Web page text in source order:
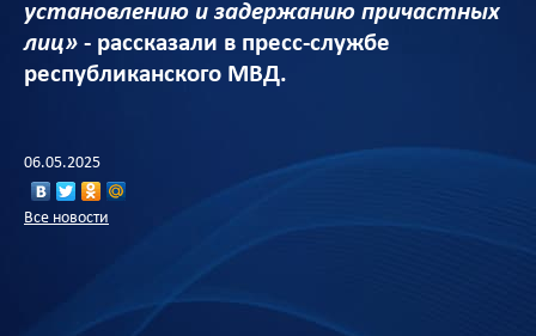
установлению и задержанию причастных
лиц» - рассказали в пресс-службе
республиканского МВД.
06.05.2025
Все новости